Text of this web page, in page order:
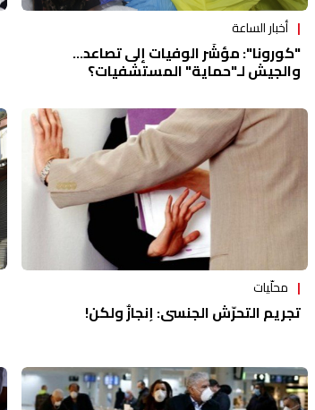
أخبار الساعة
"كورونا": مؤشّر الوفيات إلى تصاعد...
والجيش لـ"حماية" المستشفيات؟
محلّيات
تجريم التحرّش الجنسي: إنجازٌ ولكن!